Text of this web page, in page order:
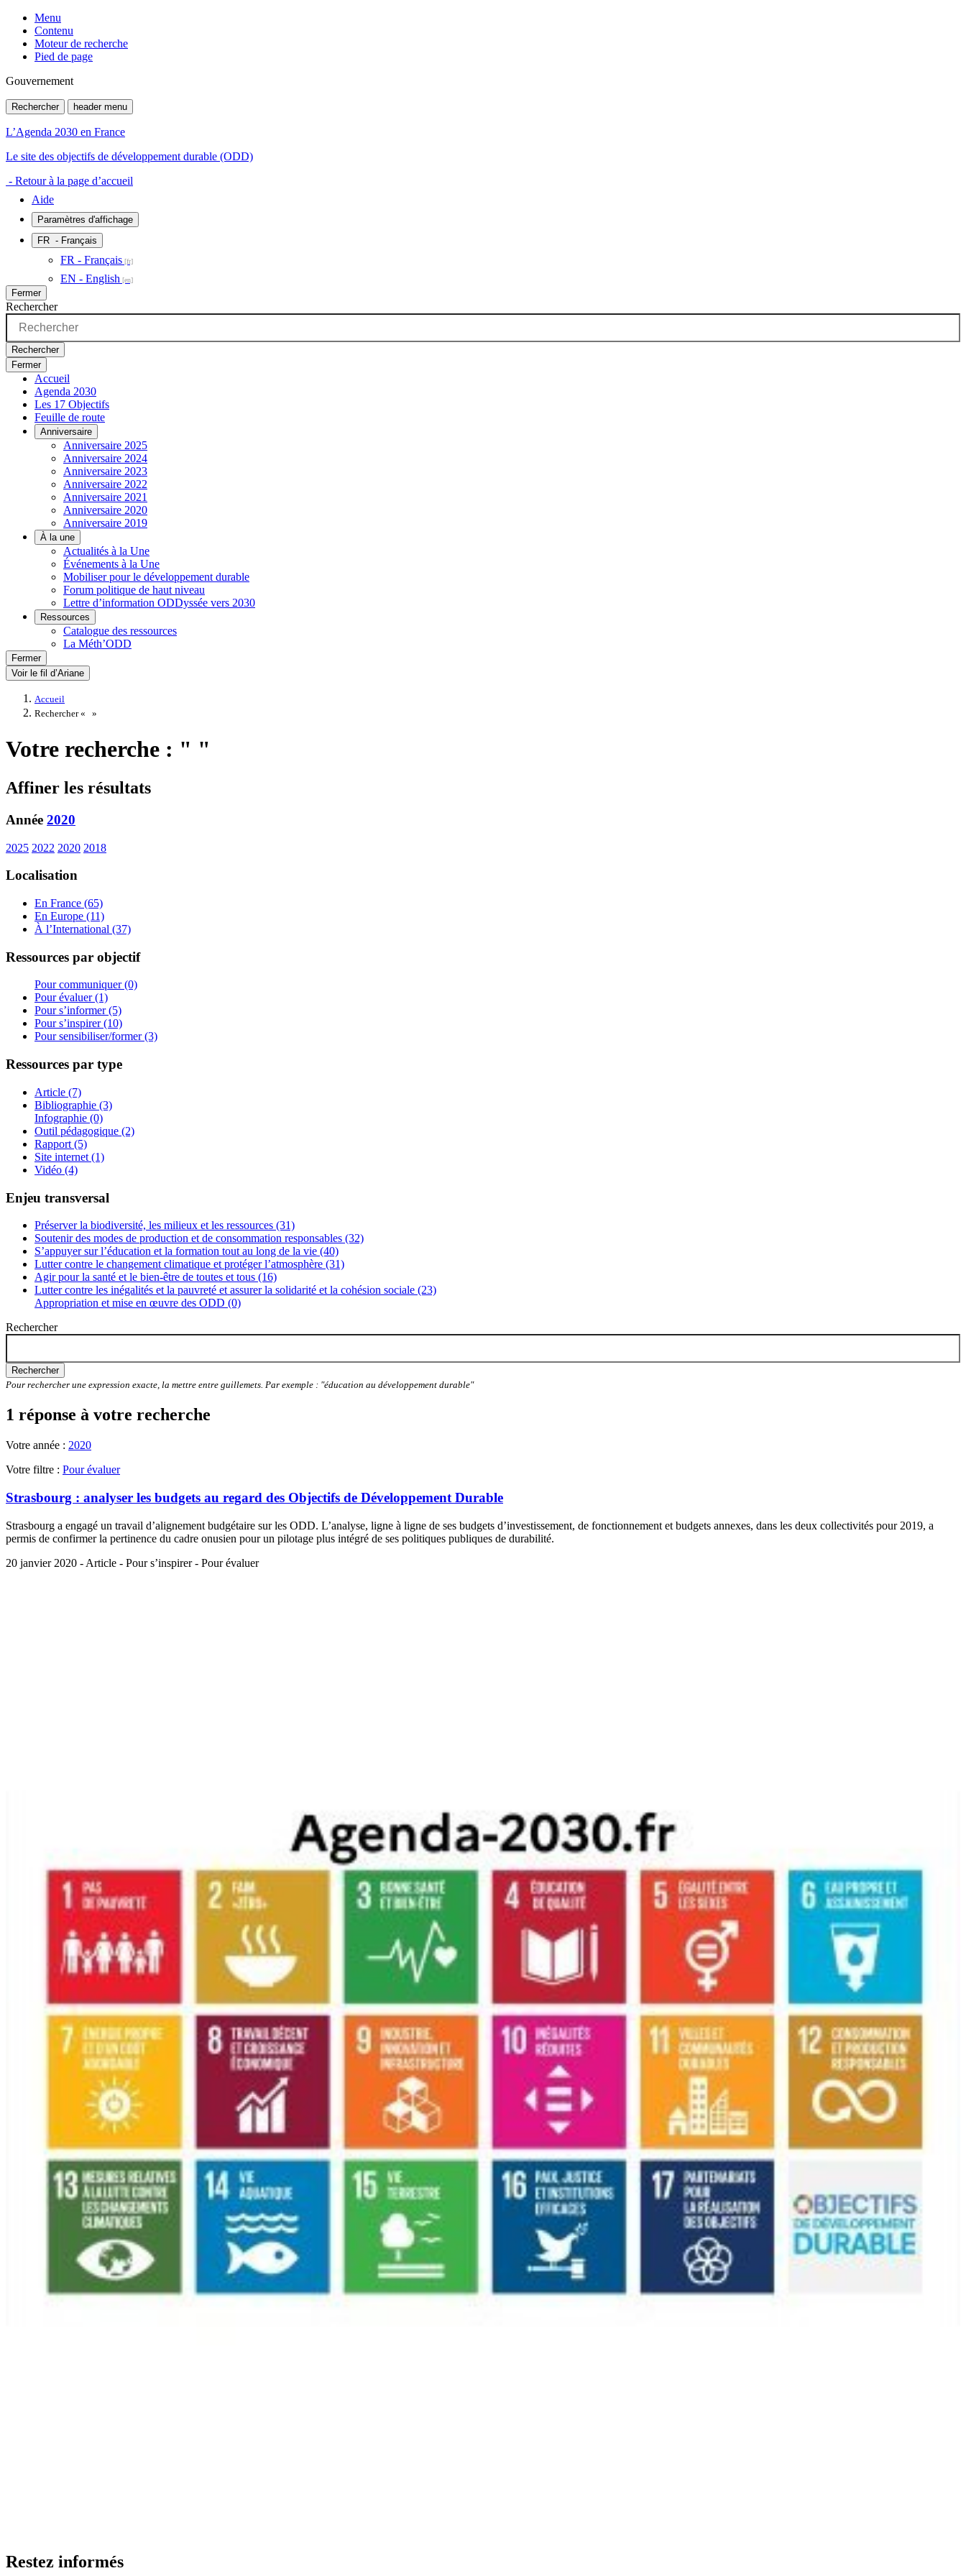
Menu
Contenu
Moteur de recherche
Pied de page
Gouvernement
Rechercher header menu
L’Agenda 2030 en France
Le site des objectifs de développement durable (ODD)
- Retour à la page d’accueil
Aide
Paramètres d'affichage
FR - Français
FR - Français
EN - English
Fermer
Rechercher
Rechercher
Fermer
Accueil
Agenda 2030
Les 17 Objectifs
Feuille de route
Anniversaire
Anniversaire 2025
Anniversaire 2024
Anniversaire 2023
Anniversaire 2022
Anniversaire 2021
Anniversaire 2020
Anniversaire 2019
À la une
Actualités à la Une
Événements à la Une
Mobiliser pour le développement durable
Forum politique de haut niveau
Lettre d’information ODDyssée vers 2030
Ressources
Catalogue des ressources
La Méth’ODD
Fermer
Voir le fil d’Ariane
Accueil
Rechercher «
»
Votre recherche : " "
Affiner les résultats
Année 2020
2025 2022 2020 2018
Localisation
En France (65)
En Europe (11)
À l’International (37)
Ressources par objectif
Pour communiquer (0)
Pour évaluer (1)
Pour s’informer (5)
Pour s’inspirer (10)
Pour sensibiliser/former (3)
Ressources par type
Article (7)
Bibliographie (3)
Infographie (0)
Outil pédagogique (2)
Rapport (5)
Site internet (1)
Vidéo (4)
Enjeu transversal
Préserver la biodiversité, les milieux et les ressources (31)
Soutenir des modes de production et de consommation responsables (32)
S’appuyer sur l’éducation et la formation tout au long de la vie (40)
Lutter contre le changement climatique et protéger l’atmosphère (31)
Agir pour la santé et le bien-être de toutes et tous (16)
Lutter contre les inégalités et la pauvreté et assurer la solidarité et la cohésion sociale (23)
Appropriation et mise en œuvre des ODD (0)
Rechercher
Rechercher
Pour rechercher une expression exacte, la mettre entre guillemets. Par exemple : "éducation au développement durable"
1 réponse à votre recherche
Votre année : 2020
Votre filtre : Pour évaluer
Strasbourg : analyser les budgets au regard des Objectifs de Développement Durable
Strasbourg a engagé un travail d’alignement budgétaire sur les ODD. L’analyse, ligne à ligne de ses budgets d’investissement, de fonctionnement et budgets annexes, dans les deux collectivités pour 2019, a
permis de confirmer la pertinence du cadre onusien pour un pilotage plus intégré de ses politiques publiques de durabilité.
20 janvier 2020 - Article - Pour s’inspirer - Pour évaluer
Restez informés